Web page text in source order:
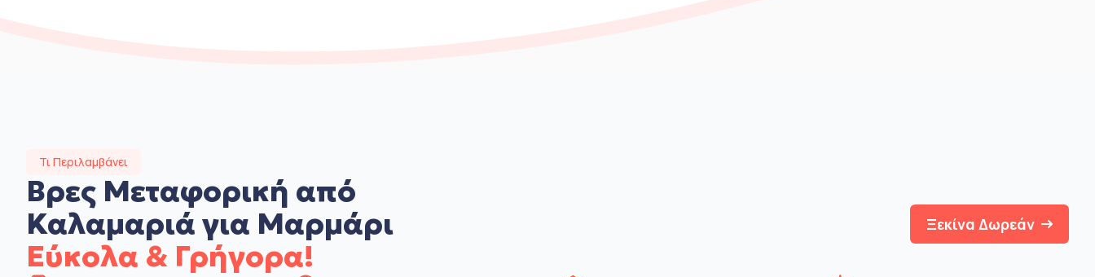
Τι Περιλαμβάνει
Βρες Μεταφορική από
Καλαμαριά για Μαρμάρι
Εύκολα & Γρήγορα!
Ξεκίνα Δωρεάν